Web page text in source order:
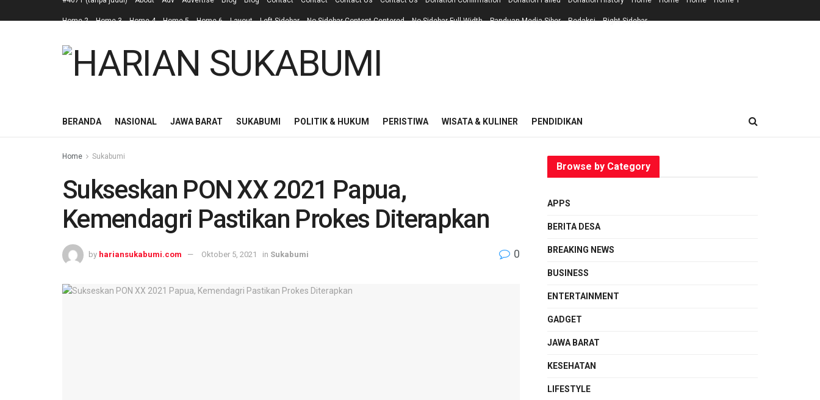
Home 2 Home 3 Home 4 Home 5 Home 6 Layout Left Sidebar No Sidebar Content Centered No Sidebar Full Width Panduan Media Siber Redaksi Right Sidebar
BERANDA NASIONAL JAWA BARAT SUKABUMI POLITIK & HUKUM PERISTIWA WISATA & KULINER PENDIDIKAN
Home Sukabumi
Sukseskan PON XX 2021 Papua,
Kemendagri Pastikan Prokes Diterapkan
by hariansukabumi.com Oktober 5, 2021 in Sukabumi 0
Browse by Category
APPS
BERITA DESA
BREAKING NEWS
BUSINESS
ENTERTAINMENT
GADGET
JAWA BARAT
KESEHATAN
LIFESTYLE